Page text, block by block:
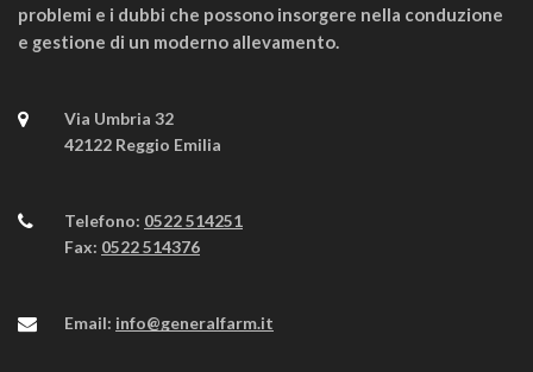
problemi e i dubbi che possono insorgere nella conduzione
e gestione di un moderno allevamento.
Via Umbria 32
42122 Reggio Emilia
Telefono: 0522 514251
Fax: 0522 514376
Email: info@generalfarm.it